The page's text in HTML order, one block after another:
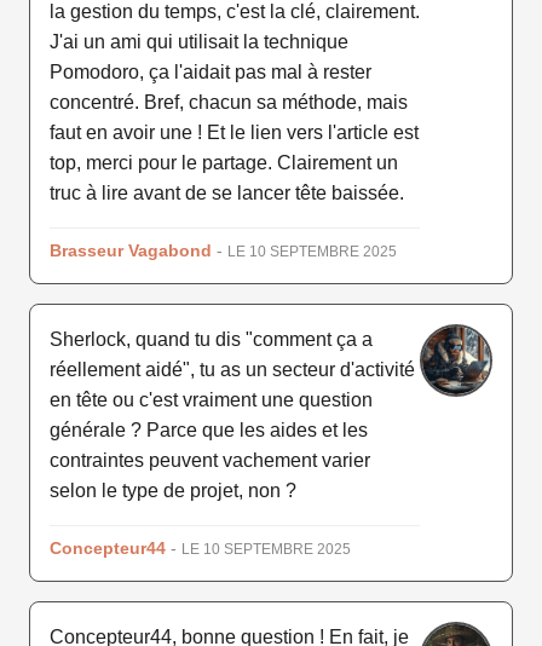
la gestion du temps, c'est la clé, clairement.
J'ai un ami qui utilisait la technique
Pomodoro, ça l'aidait pas mal à rester
concentré. Bref, chacun sa méthode, mais
faut en avoir une ! Et le lien vers l'article est
top, merci pour le partage. Clairement un
truc à lire avant de se lancer tête baissée.
Brasseur Vagabond - LE 10 SEPTEMBRE 2025
Sherlock, quand tu dis "comment ça a
réellement aidé", tu as un secteur d'activité
en tête ou c'est vraiment une question
générale ? Parce que les aides et les
contraintes peuvent vachement varier
selon le type de projet, non ?
Concepteur44 - LE 10 SEPTEMBRE 2025
Concepteur44, bonne question ! En fait, je